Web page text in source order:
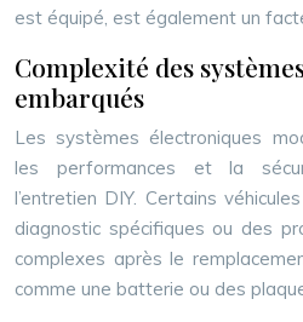
est équipé, est également un
Complexité des
embarqués
Les systèmes électroniques
les performances et la
l’entretien DIY. Certains
diagnostic spécifiques ou des
complexes après le
comme une batterie ou des